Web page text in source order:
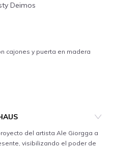
Deimos
cajones y puerta en madera
del artista Ale Giorgga a
visibilizando el poder de